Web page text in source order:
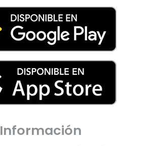
Información